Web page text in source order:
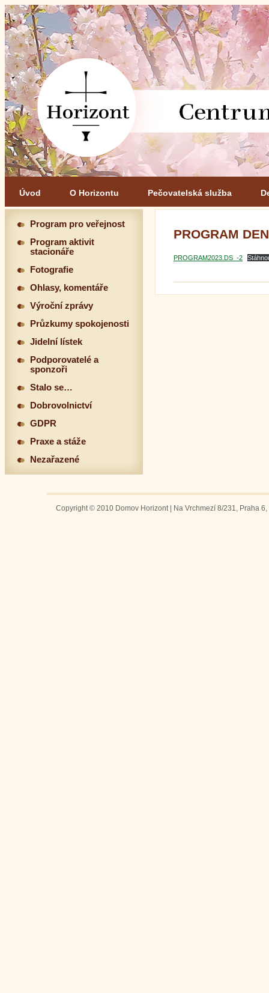
Úvod O Horizontu Pečovatelská služba
PROGRAM
PROGRAM2023.DS_-2
Program pro veřejnost
Program aktivit
stacionáře
Fotografie
Ohlasy, komentáře
Výroční zprávy
Průzkumy spokojenosti
Jidelní lístek
Podporovatelé a
sponzoři
Stalo se…
Dobrovolnictví
GDPR
Praxe a stáže
Nezařazené
Copyright © 2010 Domov Horizont | Na Vrchmezí 8/231, Praha